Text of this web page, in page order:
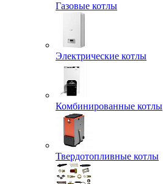
Газовые котлы
Электрические котлы
Комбинированные котлы
Твердотопливные котлы